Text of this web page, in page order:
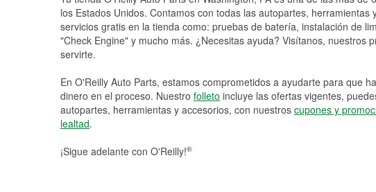
los Estados Unidos. Contamos con todas las autopartes,
servicios gratis en la tienda como: pruebas de batería, instalación de
"Check Engine" y mucho más. ¿Necesitas ayuda? Visítanos, nuestros
servirte.
En O'Reilly Auto Parts, estamos comprometidos a ayudarte para que
dinero en el proceso. Nuestro folleto incluye las ofertas vigentes,
autopartes, herramientas y accesorios, con nuestros cupones y
lealtad.
¡Sigue adelante con O'Reilly!®